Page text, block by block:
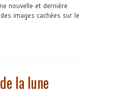
nouvelle et dernière
images cachées sur le
la lune